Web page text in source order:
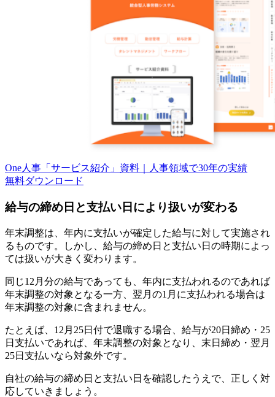
One人事「サービス紹介」資料｜人事領域で30年の実績
無料ダウンロード
給与の締め日と支払い日により扱いが変わる
年末調整は、年内に支払いが確定した給与に対して実施され
るものです。しかし、給与の締め日と支払い日の時期によっ
ては扱いが大きく変わります。
同じ12月分の給与であっても、年内に支払われるのであれば
年末調整の対象となる一方、翌月の1月に支払われる場合は
年末調整の対象に含まれません。
たとえば、12月25日付で退職する場合、給与が20日締め・25
日支払いであれば、年末調整の対象となり、末日締め・翌月
25日支払いなら対象外です。
自社の給与の締め日と支払い日を確認したうえで、正しく対
応していきましょう。